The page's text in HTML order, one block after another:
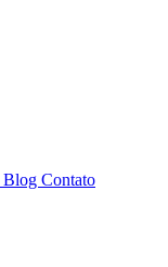
Blog Contato